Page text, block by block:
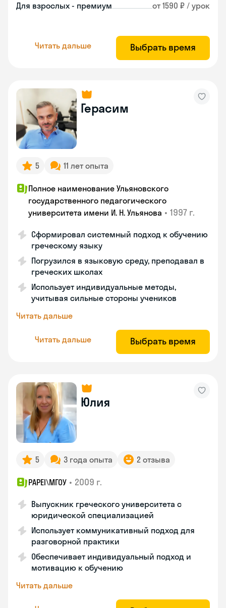
Для взрослых - премиум от 1590 ₽ / урок
Читать дальше Выбрать время
Герасим
5 11 лет опыта
Полное наименование Ульяновского
государственного педагогического
университета имени И. Н. Ульянова • 1997 г.
Сформировал системный подход к обучению
греческому языку
Погрузился в языковую среду, преподавал в
греческих школах
Использует индивидуальные методы,
учитывая сильные стороны учеников
Читать дальше
Читать дальше Выбрать время
Юлия
5 3 года опыта 2 отзыва
PAPEI\MГОУ • 2009 г.
Выпускник греческого университета с
юридической специализацией
Использует коммуникативный подход для
разговорной практики
Обеспечивает индивидуальный подход и
мотивацию к обучению
Читать дальше